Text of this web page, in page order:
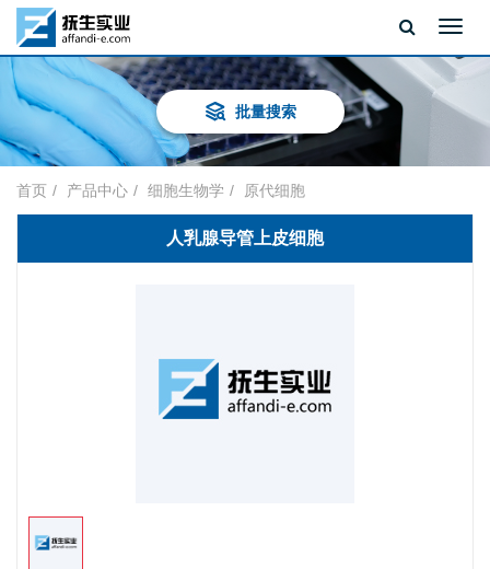
批量搜索
首页 产品中心 细胞生物学 原代细胞
人乳腺导管上皮细胞